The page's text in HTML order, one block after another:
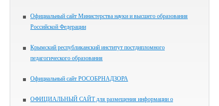
Официальный сайт Министерства науки и высшего образования
Российской Федерации
Крымский республиканский институт постдипломного
педагогического образования
Официальный сайт РОСОБРНАДЗОРА
ОФИЦИАЛЬНЫЙ САЙТ для размещения информации о